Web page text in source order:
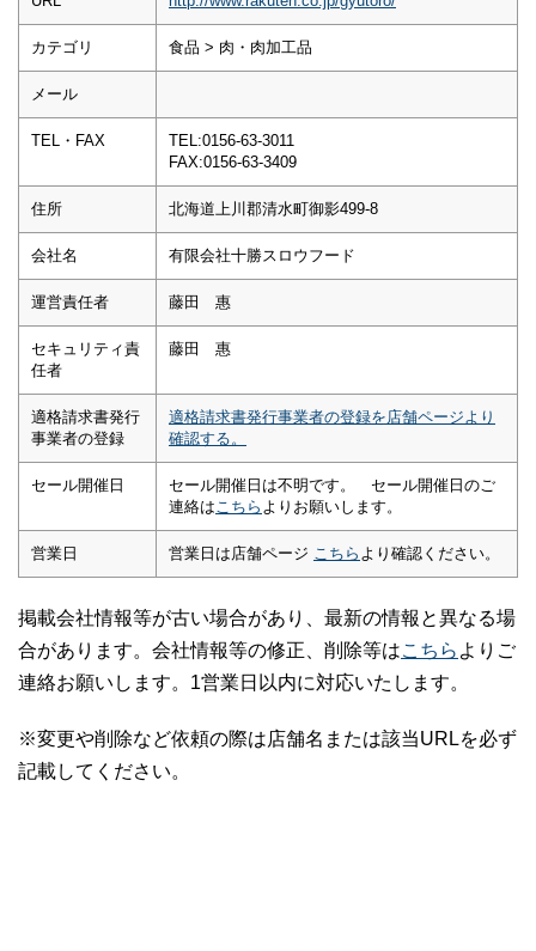
カテゴリ 食品 > 肉・肉加工品
メール
TEL・FAX
TEL:0156-63-3011
FAX:0156-63-3409
住所 北海道上川郡清水町御影499-8
会社名 有限会社十勝スロウフード
運営責任者 藤田 惠
セキュリティ責
任者
藤田 惠
適格請求書発行
事業者の登録
適格請求書発行事業者の登録を店舗ページより
確認する。
セール開催日
セール開催日は不明です。 セール開催日のご
連絡は こちら よりお願いします。
営業日 営業日は店舗ページ こちら より確認ください。
掲載会社情報等が古い場合があり、最新の情報と異なる場
合があります。会社情報等の修正、削除等はこちら よりご
連絡お願いします。1営業日以内に対応いたします。
※変更や削除など依頼の際は店舗名または該当URLを必ず
記載してください。